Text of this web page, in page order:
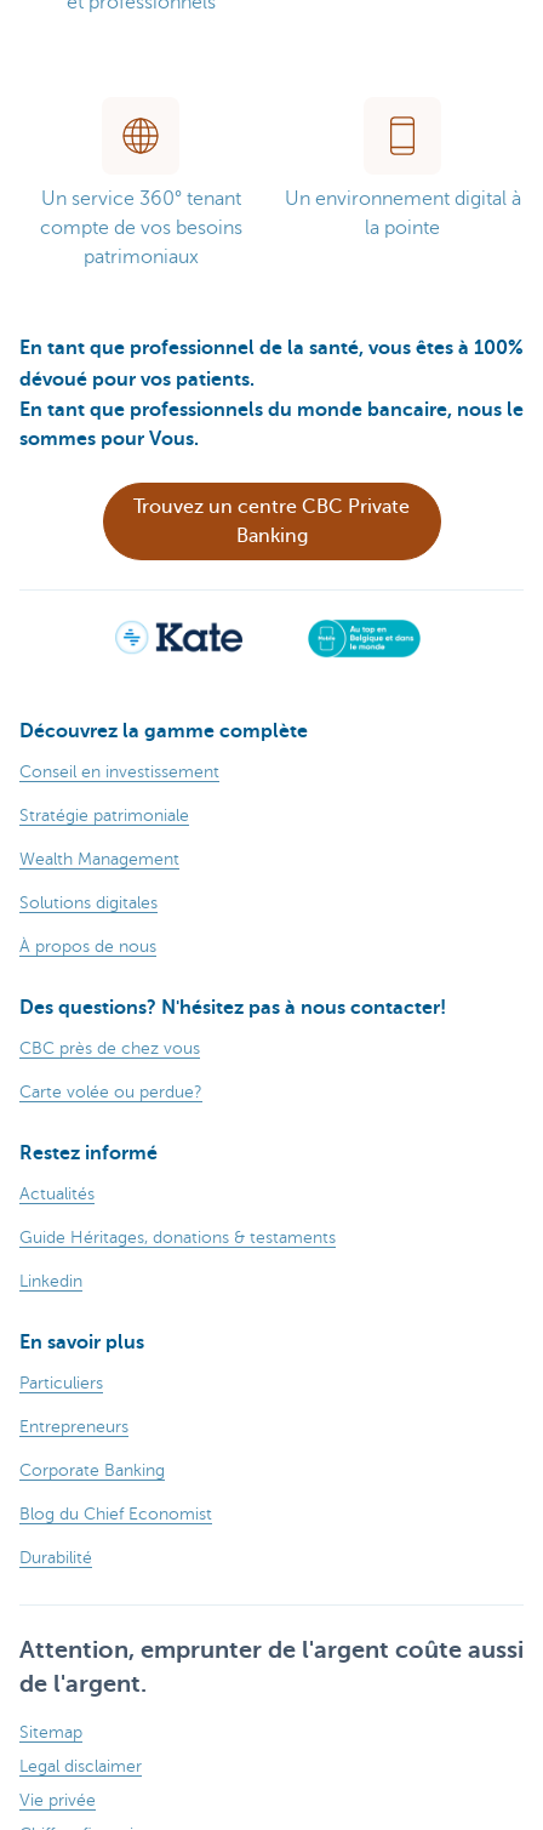
Un service 360° tenant
compte de vos besoins
patrimoniaux
Un environnement digital à
la pointe
En tant que professionnel de la santé, vous êtes à 100%
dévoué pour vos patients.
En tant que professionnels du monde bancaire, nous le
sommes pour Vous.
Trouvez un centre CBC Private
Banking
Découvrez la gamme complète
Conseil en investissement
Stratégie patrimoniale
Wealth Management
Solutions digitales
À propos de nous
Des questions? N'hésitez pas à nous contacter!
CBC près de chez vous
Carte volée ou perdue?
Restez informé
Actualités
Guide Héritages, donations & testaments
Linkedin
En savoir plus
Particuliers
Entrepreneurs
Corporate Banking
Blog du Chief Economist
Durabilité
Attention, emprunter de l'argent coûte aussi
de l'argent.
Sitemap
Legal disclaimer
Vie privée